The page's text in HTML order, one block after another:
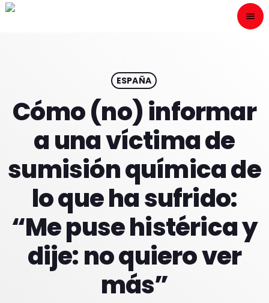
menu
play_arrow
HOME
PROGRAMACION
NUESTRAS FRECUENCIAS
ESPAÑA
Cómo (no) informar
a una víctima de
sumisión química de
lo que ha sufrido:
“Me puse histérica y
dije: no quiero ver
más”